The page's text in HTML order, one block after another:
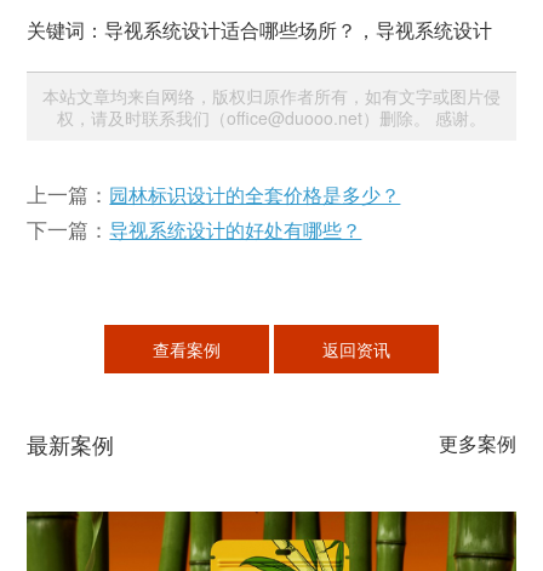
关键词：导视系统设计适合哪些场所？，导视系统设计
本站文章均来自网络，版权归原作者所有，如有文字或图片侵
权，请及时联系我们（office@duooo.net）删除。 感谢。
上一篇： 园林标识设计的全套价格是多少？
下一篇：导视系统设计的好处有哪些？
查看案例 返回资讯
最新案例 更多案例